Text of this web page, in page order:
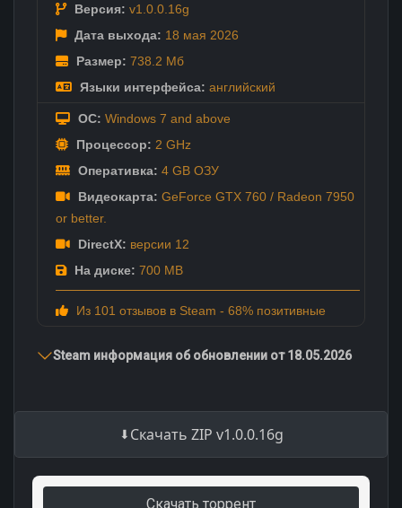
Версия: v1.0.0.16g
Дата выхода: 18 мая 2026
Размер: 738.2 Мб
Языки интерфейса: английский
ОС: Windows 7 and above
Процессор: 2 GHz
Оперативка: 4 GB ОЗУ
Видеокарта: GeForce GTX 760 / Radeon 7950
or better.
DirectX: версии 12
На диске: 700 MB
Из 101 отзывов в Steam - 68% позитивные
Steam информация об обновлении от 18.05.2026
Скачать ZIP v1.0.0.16g
Скачать торрент